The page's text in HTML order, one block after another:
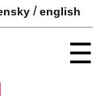
/english
☰